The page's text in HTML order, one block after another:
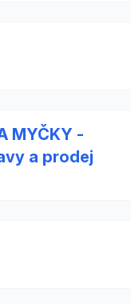
MYČKY -
a prodej